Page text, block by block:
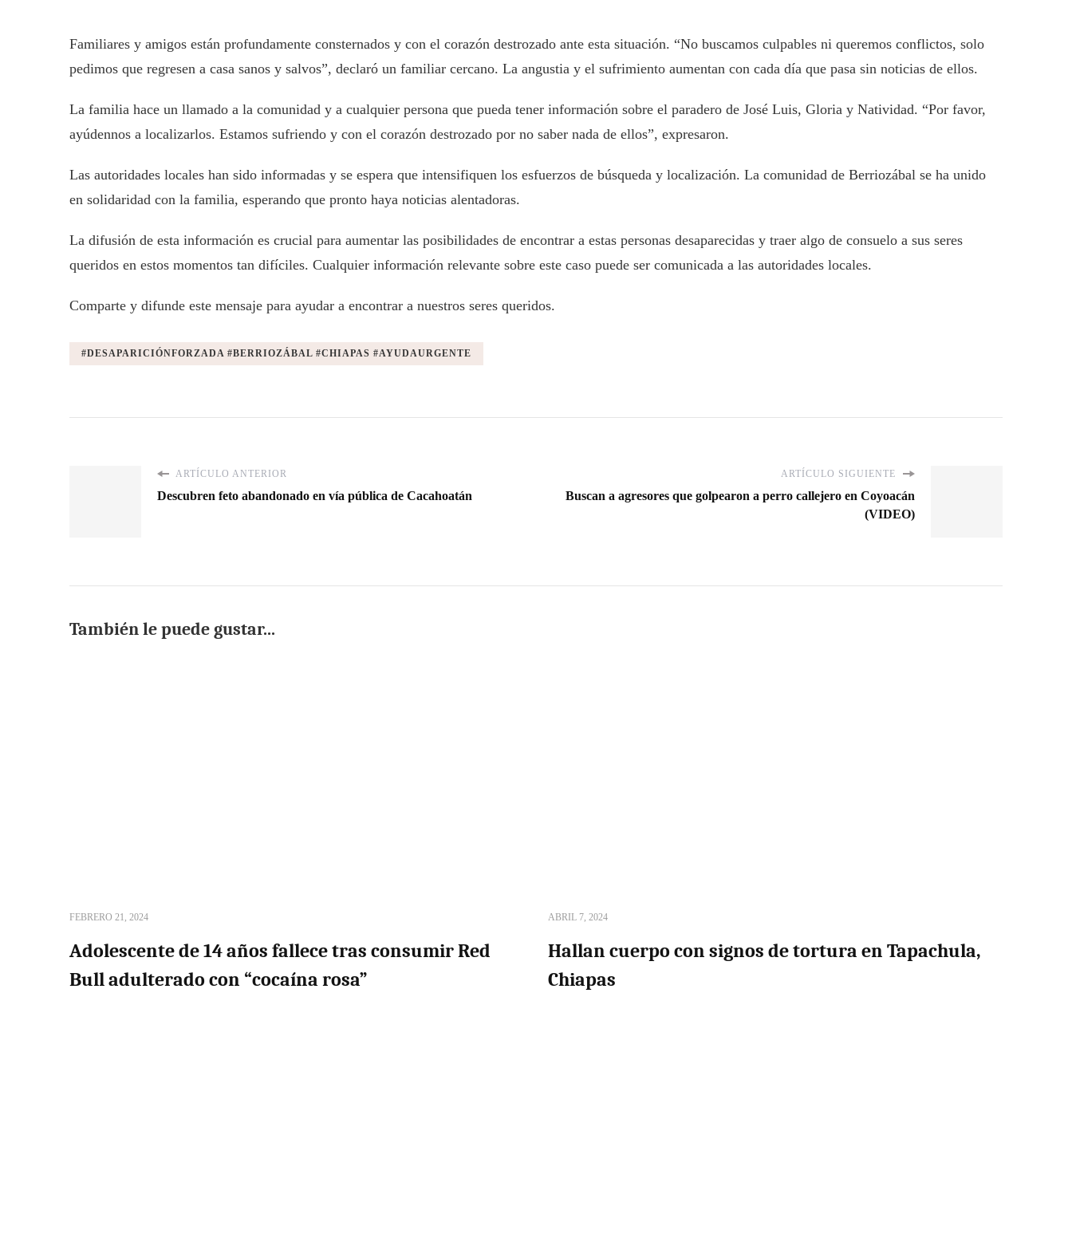
Familiares y amigos están profundamente consternados y con el corazón destrozado ante esta situación. “No buscamos culpables ni queremos conflictos, solo
pedimos que regresen a casa sanos y salvos”, declaró un familiar cercano. La angustia y el sufrimiento aumentan con cada día que pasa sin noticias de ellos.
La familia hace un llamado a la comunidad y a cualquier persona que pueda tener información sobre el paradero de José Luis, Gloria y Natividad. “Por favor,
ayúdennos a localizarlos. Estamos sufriendo y con el corazón destrozado por no saber nada de ellos”, expresaron.
Las autoridades locales han sido informadas y se espera que intensifiquen los esfuerzos de búsqueda y localización. La comunidad de Berriozábal se ha unido
en solidaridad con la familia, esperando que pronto haya noticias alentadoras.
La difusión de esta información es crucial para aumentar las posibilidades de encontrar a estas personas desaparecidas y traer algo de consuelo a sus seres
queridos en estos momentos tan difíciles. Cualquier información relevante sobre este caso puede ser comunicada a las autoridades locales.
Comparte y difunde este mensaje para ayudar a encontrar a nuestros seres queridos.
#DESAPARICIÓNFORZADA #BERRIOZÁBAL #CHIAPAS #AYUDAURGENTE
ARTÍCULO ANTERIOR
Descubren feto abandonado en vía pública de Cacahoatán
ARTÍCULO SIGUIENTE
Buscan a agresores que golpearon a perro callejero en Coyoacán
(VIDEO)
También le puede gustar...
FEBRERO 21, 2024
Adolescente de 14 años fallece tras consumir Red
Bull adulterado con “cocaína rosa”
ABRIL 7, 2024
Hallan cuerpo con signos de tortura en Tapachula,
Chiapas